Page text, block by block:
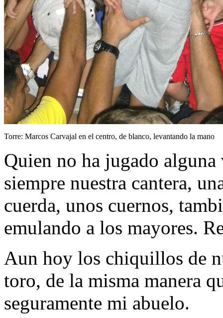
Torre: Marcos Carvajal en el centro, de blanco, levantando la mano
Quien no ha jugado
siempre nuestra cantera,
cuerda, unos cuernos,
emulando a los mayores.
Aun hoy los chiquillos de
toro, de la misma manera
seguramente mi abuelo.